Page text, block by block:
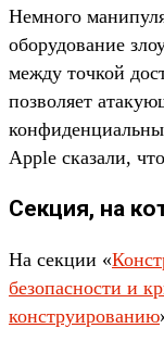
Немного
оборудование
между точкой
позволяет
Apple сказали,
Секция, на
На секции «
безопасности и
конструированию